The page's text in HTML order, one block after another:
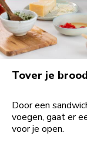
Tover je
Door een
voegen, gaat er
voor je open.